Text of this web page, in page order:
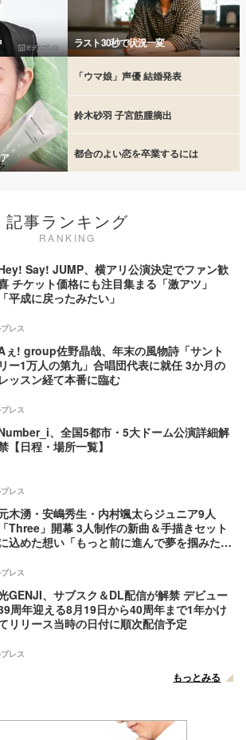
ラスト30秒で状況一変
「ウマ娘」声優 結婚発表
鈴木砂羽 子宮筋腫摘出
都合のよい恋を卒業するには
記事ランキング
RANKING
Say! JUMP、横アリ公演決定でファン歓
チケット価格にも注目集まる「激アツ」
「平成に戻ったみたい」
レス
ぇ! group佐野晶哉、年末の風物詩「サント
リー1万人の第九」合唱団代表に就任 3か月の
レッスン経て本番に臨む
レス
、全国5都市・5大ドーム公演詳細解
【日程・場所一覧】
レス
木湧・安嶋秀生・内村颯太らジュニア9人
「Three」開幕 3人制作の新曲＆手描きセット
込めた想い「もっと前に進んで夢を掴みた
レス
GENJI、サブスク＆DL配信が解禁 デビュー
周年迎える8月19日から40周年まで1年かけ
リリース当時の日付に順次配信予定
レス
もっとみる